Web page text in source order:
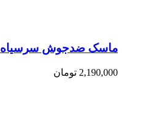
ماسک ضدجوش سرسیاه
2,190,000 تومان